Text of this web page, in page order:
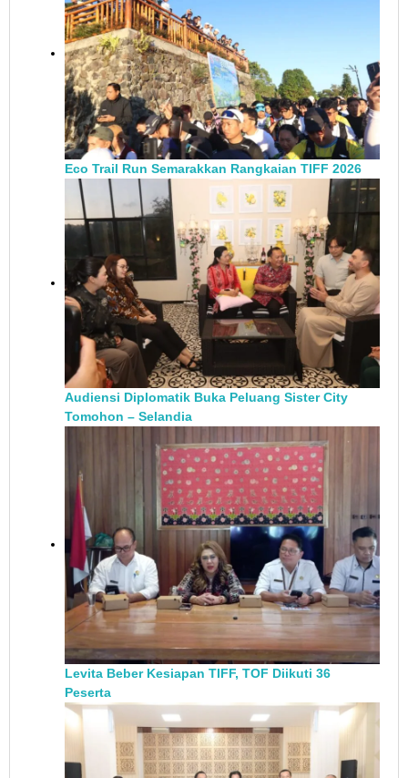
Eco Trail Run Semarakkan Rangkaian TIFF 2026
Audiensi Diplomatik Buka Peluang Sister City
Tomohon – Selandia
Levita Beber Kesiapan TIFF, TOF Diikuti 36
Peserta